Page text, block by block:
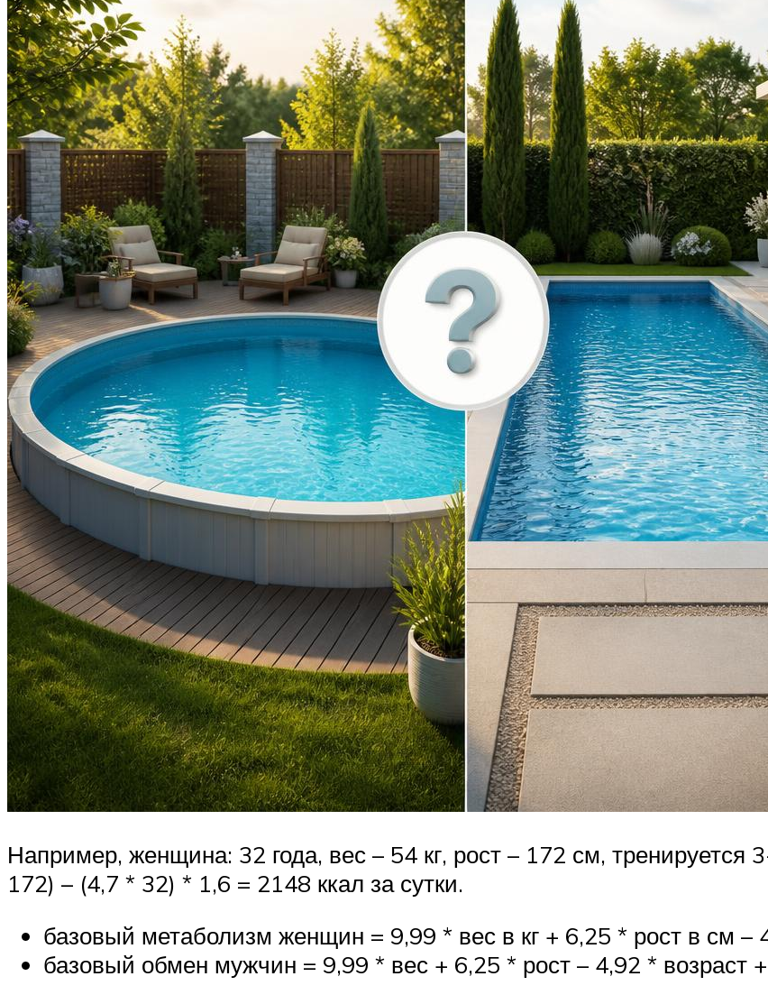
Например, женщина: 32 года, вес – 54 кг, рост – 172 см,
172) – (4,7 * 32) * 1,6 = 2148 ккал за сутки.
базовый метаболизм женщин = 9,99 * вес в кг + 6,25 * рост в см –
базовый обмен мужчин = 9,99 * вес + 6,25 * рост – 4,92 * возраст